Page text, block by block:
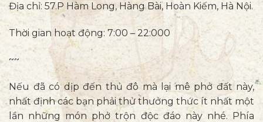
Địa chỉ: 57.P Hàm Long, Hàng Bài, Hoàn Kiếm, Hà Nội.
Thời gian hoạt động: 7:00 – 22:000
~~
Nếu đã có dịp đến thủ đô mà lại mê phở đất này,
nhất định các bạn phải thử thưởng thức ít nhất một
lần những món phở trộn độc đáo này nhé. Phía